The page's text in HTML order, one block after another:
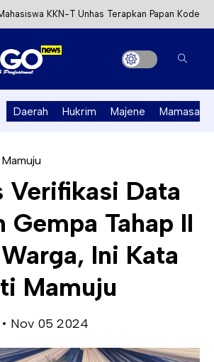
KKN-T Unhas Terapkan Papan Kode
Etik Wisata di Pantai Lawere Desa Lotang Salo
DPO Pengeroyokan SPBU Tapalang
Ditangkap, Satu Lagi Kabur ke Kalimantan
Perizinan Air Tanah melalui Aplikasi SAPO
Kapolresta Absen, APPK Mamuju
Soroti Kejanggalan Kasus Tambang Emas Ilegal
Daerah Hukrim Majene Mamasa
Mamuju
Verifikasi Data
Gempa Tahap II
Ini Kata
Mamuju
• Nov 05 2024